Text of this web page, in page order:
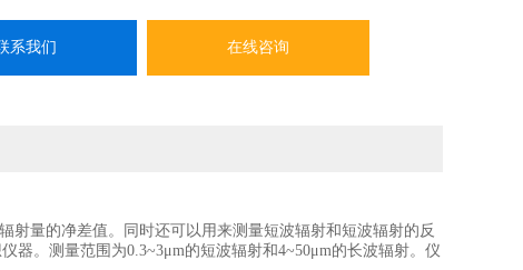
系我们 在线咨询
射量的净差值。同时还可以用来测量短波辐射和短波辐射的反
器。测量范围为0.3~3μm的短波辐射和4~50μm的长波辐射。仪